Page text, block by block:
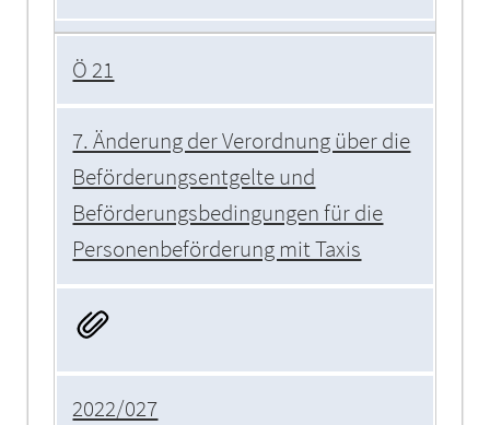
Ö 21
7. Änderung der Verordnung über die
Beförderungsentgelte und
Beförderungsbedingungen für die
Personenbeförderung mit Taxis
2022/027